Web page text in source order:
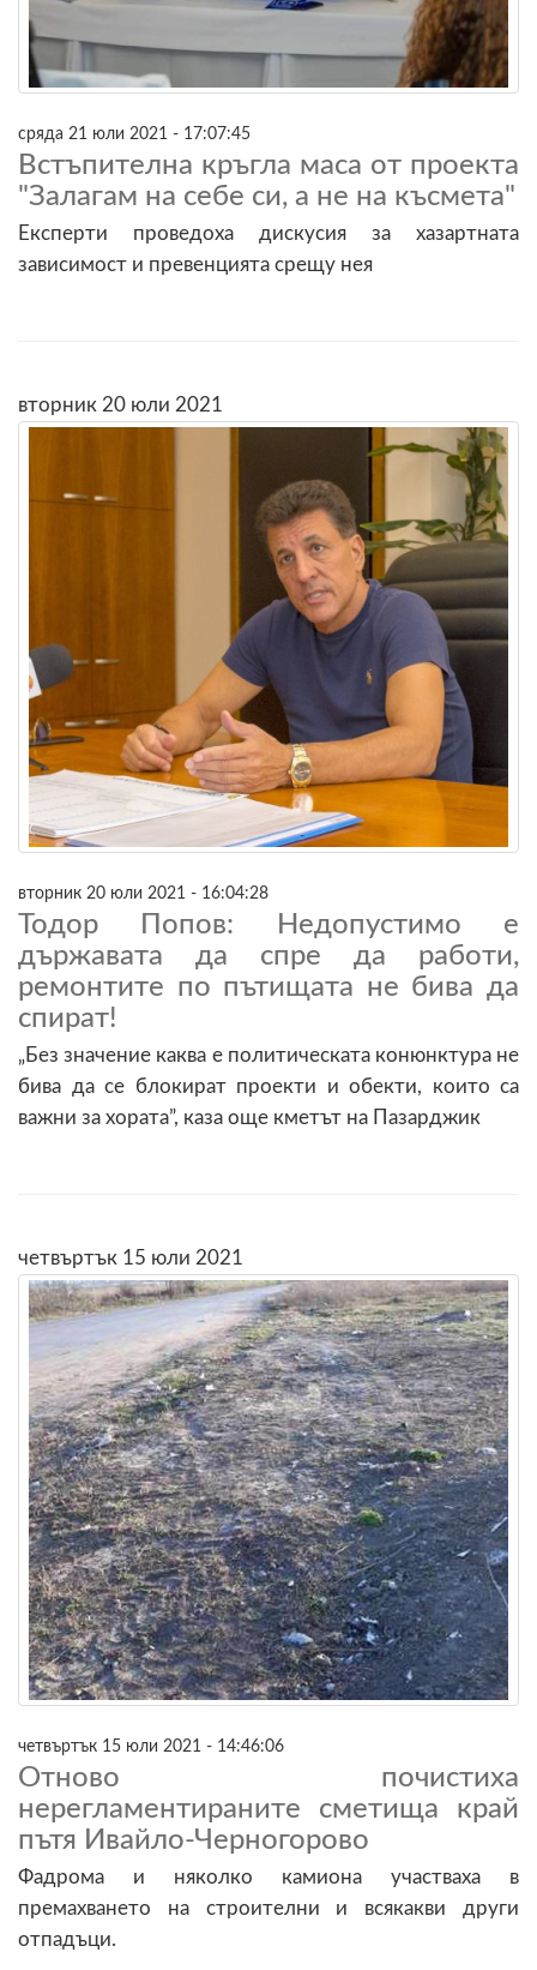
сряда 21 юли 2021 - 17:07:45
Встъпителна кръгла маса от проекта
"Залагам на себе си, а не на късмета"
Експерти проведоха дискусия за хазартната
зависимост и превенцията срещу нея
вторник 20 юли 2021
вторник 20 юли 2021 - 16:04:28
Тодор Попов: Недопустимо е
държавата да спре да работи,
ремонтите по пътищата не бива да
спират!
„Без значение каква е политическата конюнктура не
бива да се блокират проекти и обекти, които са
важни за хората”, каза още кметът на Пазарджик
четвъртък 15 юли 2021
четвъртък 15 юли 2021 - 14:46:06
Отново почистиха
нерегламентираните сметища край
пътя Ивайло-Черногорово
Фадрома и няколко камиона участваха в
премахването на строителни и всякакви други
отпадъци.